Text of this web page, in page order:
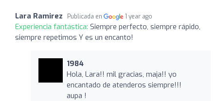
Lara Ramirez Publicada en 1 year ago
Experiencia fantástica: Siempre perfecto, siempre rápido,
siempre repetimos Y es un encanto!
1984
Hola, Lara!! mil gracias, maja!! yo
encantado de atenderos siempre!!!
aupa !